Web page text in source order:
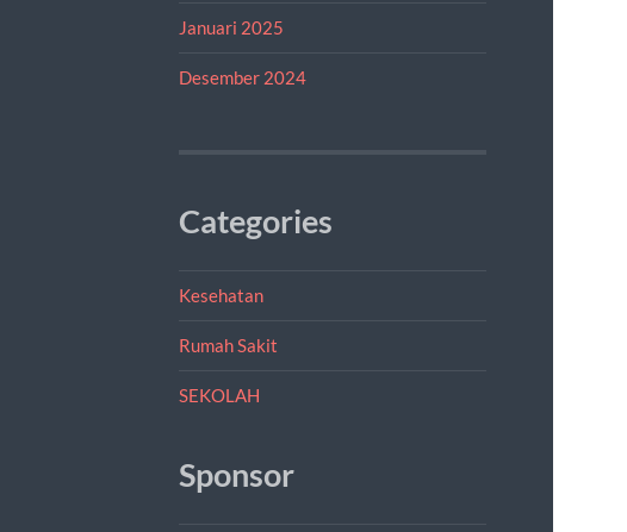
Januari 2025
Desember 2024
Categories
Kesehatan
Rumah Sakit
SEKOLAH
Sponsor